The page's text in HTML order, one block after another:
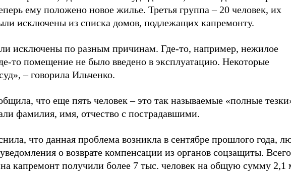
ему положено новое жилье. Третья группа – 20 человек, их
исключены из списка домов, подлежащих капремонту.
исключены по разным причинам. Где-то, например, нежилое
то помещение не было введено в эксплуатацию. Некоторые
– говорила Ильченко.
что еще пять человек – это так называемые «полные
фамилия, имя, отчество с пострадавшими.
что данная проблема возникла в сентябре прошлого года,
о возврате компенсации из органов соцзащиты. Всего
капремонт получили более 7 тыс. человек на общую сумму 2,1